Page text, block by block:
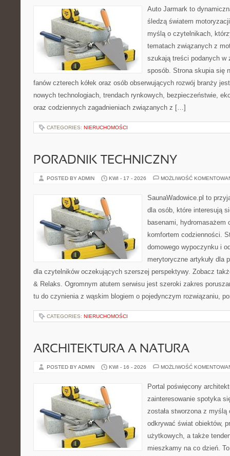
Auto Jarmark to
śledzą światem
myślą o czytelnikach,
tematach związanych z
szukają treści podanych w
sposób. Strona skupia się
fanów czterech kółek oraz osób obserwujących rozwój branży
nowych technologiach, trendach rynkowych, bezpieczeństwie,
oraz codziennych zagadnieniach związanych z […]
CATEGORIES: NIERUCHOMOŚCI
PORADNIK TECHNICZNY
POSTED BY ADMIN KWI - 17 - 2026 MOŻLIWOŚĆ
SaunaWadowice.pl to
dla osób, które interesują
basenami, hydromasażem
komfortem codzienności.
domowego wypoczynku i
merytoryczne artykuły dla
dla czytelników oczekujących szerszej perspektywy. Zobacz
& Relaks. Ogromnym atutem serwisu jest szeroki zakres
tu do czynienia z wąskim blogiem o pojedynczym rozwiązaniu,
CATEGORIES: NIERUCHOMOŚCI
ARCHITEKTURA A NATURA
POSTED BY ADMIN KWI - 16 - 2026 MOŻLIWOŚĆ
Portal poświęcony
zainteresowanie spotyka
została stworzona z
odkrywać świat obiektów,
użytkowych, a także
mieszkamy na co dzień.